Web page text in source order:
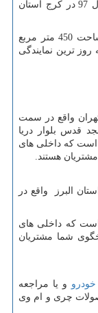
ابتدا تاسیس خود یک شعبه در تهران و در سال 97 در کرج استان
شعبه تهران نمایندگی 777 مدیران خودرو به مساحت 450 متر مربع
و به روز ترین نمایندگی
واقع در سمت
قدس بلوار دریا
است . شماره تلفن شعبه تهران 02148000781 است که داخلی های
البرز واقع در
شماره تلفن شعبه کرج 02148000781 است که داخلی های
پاسخگوی شما مشتریان
و یا مراجعه
چری و ام وی